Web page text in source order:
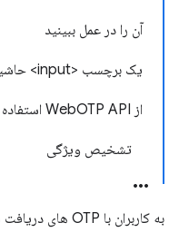
آن را در عمل ببینید
یک برچسب <input> حاشیه نویسی کنید
از WebOTP API استفاده کنید
تشخیص ویژگی
به کاربران با OTP های دریافت شده از طریق پیامک کمک کنید